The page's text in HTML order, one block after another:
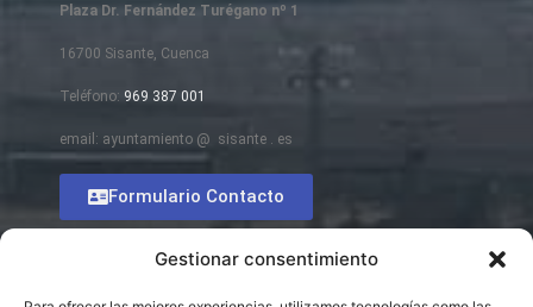
Gestionar consentimiento
Plaza Dr. Fernández Turégano nº 1
16700 Sisante, Cuenca
Teléfono: 969 387 001
email: ayuntamiento @ sisante . es
Formulario Contacto